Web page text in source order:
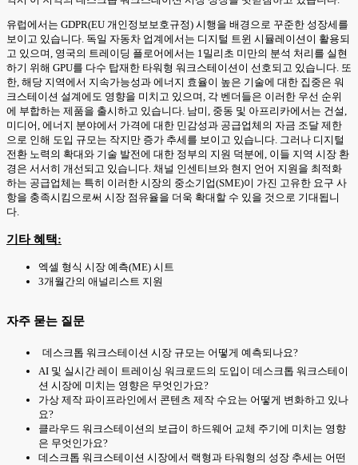
유럽에서는 GDPR(EU 개인정보보호규정) 시행을 배경으로 꾸준한 성장세를
보이고 있습니다. 독일 자동차 업계에서는 디지털 트윈 시뮬레이션이 활용되
고 있으며, 영국의 트레이딩 플로어에서는 1밀리초 미만의 분석 처리를 실현
하기 위해 GPU를 다수 탑재한 타워형 워크스테이션이 선호되고 있습니다. 또
한, 해당 지역에서 지속가능성과 에너지 효율이 높은 기술에 대한 집중은 워
크스테이션 설계에도 영향을 미치고 있으며, 각 벤더들은 이러한 우선 순위
에 부합하는 제품을 출시하고 있습니다. 남미, 중동 및 아프리카에서는 건설,
미디어, 에너지 분야에서 가격에 대한 민감성과 공급업체의 자금 조달 제한
으로 인해 도입 규모는 작지만 증가 추세를 보이고 있습니다. 그러나 디지털
전환 노력의 확대와 기술 발전에 대한 정부의 지원 덕분에, 이들 지역 시장 환
경은 서서히 개선되고 있습니다. 채널 인센티브와 현지 언어 지원을 최적화
하는 공급업체는 특히 이러한 시장의 중소기업(SME)이 가진 고유한 요구 사
항을 충족시킴으로써 시장 점유율을 더욱 확대할 수 있을 것으로 기대됩니
다.
기타 혜택:
엑셀 형식 시장 예측(ME) 시트
3개월간의 애널리스트 지원
자주 묻는 질문
데스크톱 워크스테이션 시장 규모는 어떻게 예측되나요?
AI 및 실시간 레이 트레이싱 워크로드의 도입이 데스크톱 워크스테이
션 시장에 미치는 영향은 무엇인가요?
가상 제작 파이프라인에서 콘텐츠 제작 수요는 어떻게 변화하고 있나
요?
클라우드 워크스테이션의 보급이 하드웨어 교체 주기에 미치는 영향
은 무엇인가요?
데스크톱 워크스테이션 시장에서 랙형과 타워형의 성장 추세는 어떤